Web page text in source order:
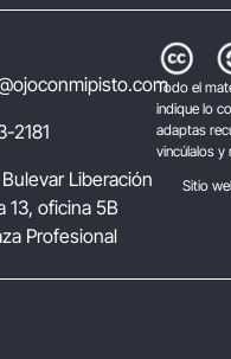
2181
Liberación
13, oficina 5B
Profesional
Todo el
indique lo
adaptas
vincúlalos y
Sitio